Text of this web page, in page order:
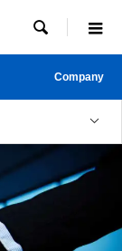

Company